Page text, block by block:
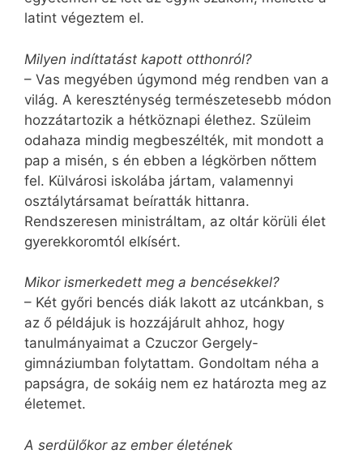
latint végeztem el.
Milyen indíttatást kapott otthonról?
– Vas megyében úgymond még rendben van a
világ. A kereszténység természetesebb módon
hozzátartozik a hétköznapi élethez. Szüleim
odahaza mindig megbeszélték, mit mondott a
pap a misén, s én ebben a légkörben nőttem
fel. Külvárosi iskolába jártam, valamennyi
osztálytársamat beíratták hittanra.
Rendszeresen ministráltam, az oltár körüli élet
gyerekkoromtól elkísért.
Mikor ismerkedett meg a bencésekkel?
– Két győri bencés diák lakott az utcánkban, s
az ő példájuk is hozzájárult ahhoz, hogy
tanulmányaimat a Czuczor Gergely-
gimnáziumban folytattam. Gondoltam néha a
papságra, de sokáig nem ez határozta meg az
életemet.
A serdülőkor az ember életének